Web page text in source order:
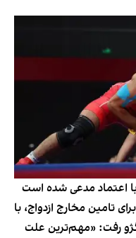
اعتماد مدعی شده است
تامین مخارج ازدواج، با
رفت: «مهم‌ترین علت